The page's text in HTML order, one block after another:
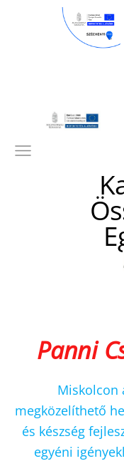
Panni
Miskolcon
megközelíthető
és készség
egyéni